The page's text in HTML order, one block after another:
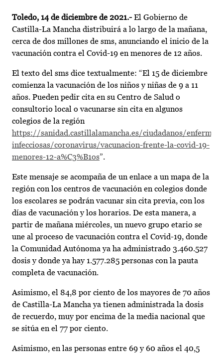
Toledo, 14 de diciembre de 2021.- El Gobierno de
Castilla-La Mancha distribuirá a lo largo de la mañana,
cerca de dos millones de sms, anunciando el inicio de la
vacunación contra el Covid-19 en menores de 12 años.
El texto del sms dice textualmente: “El 15 de diciembre
comienza la vacunación de los niños y niñas de 9 a 11
años. Pueden pedir cita en su Centro de Salud o
consultorio local o vacunarse sin cita en algunos
colegios de la región
https://sanidad.castillalamancha.es/ciudadanos/
infecciosas/coronavirus/vacunacion-frente-la-covid-19-
menores-12-a%C3%B1os”.
Este mensaje se acompaña de un enlace a un mapa de la
región con los centros de vacunación en colegios donde
los escolares se podrán vacunar sin cita previa, con los
días de vacunación y los horarios. De esta manera, a
partir de mañana miércoles, un nuevo grupo etario se
une al proceso de vacunación contra el Covid-19, donde
la Comunidad Autónoma ya ha administrado 3.460.527
dosis y donde ya hay 1.577.285 personas con la pauta
completa de vacunación.
Asimismo, el 84,8 por ciento de los mayores de 70 años
de Castilla-La Mancha ya tienen administrada la dosis
de recuerdo, muy por encima de la media nacional que
se sitúa en el 77 por ciento.
Asimismo, en las personas entre 69 y 60 años el 40,5